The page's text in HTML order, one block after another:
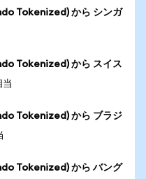
Tokenized) から シンガ
Tokenized) から スイス
Tokenized) から ブラジ
Tokenized) から バング